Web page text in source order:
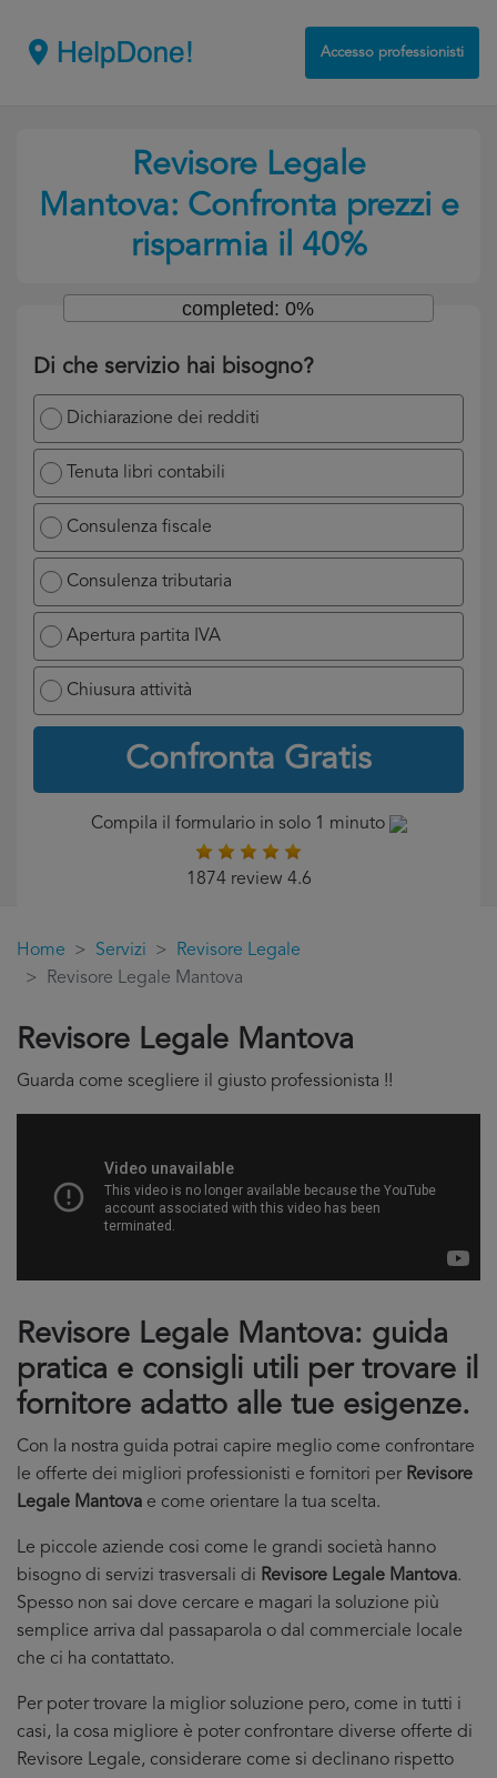
Accesso professionisti
Revisore Legale
Mantova: Confronta prezzi e
risparmia il 40%
Di che servizio hai bisogno?
Dichiarazione dei redditi
Tenuta libri contabili
Consulenza fiscale
Consulenza tributaria
Apertura partita IVA
Chiusura attività
Confronta Gratis
completed: 0%
Compila il formulario in solo 1 minuto
1874 review 4.6
Home Servizi
Revisore Legale
Revisore Legale Mantova
Revisore Legale Mantova
Guarda come scegliere il giusto professionista !!
Revisore Legale Mantova: guida
pratica e consigli utili per trovare il
fornitore adatto alle tue esigenze.
Con la nostra guida potrai capire meglio come confrontare
le offerte dei migliori professionisti e fornitori per Revisore
Legale Mantova e come orientare la tua scelta.
Le piccole aziende cosi come le grandi società hanno
bisogno di servizi trasversali di Revisore Legale Mantova.
Spesso non sai dove cercare e magari la soluzione più
semplice arriva dal passaparola o dal commerciale locale
che ci ha contattato.
Per poter trovare la miglior soluzione pero, come in tutti i
casi, la cosa migliore è poter confrontare diverse offerte di
Revisore Legale, considerare come si declinano rispetto